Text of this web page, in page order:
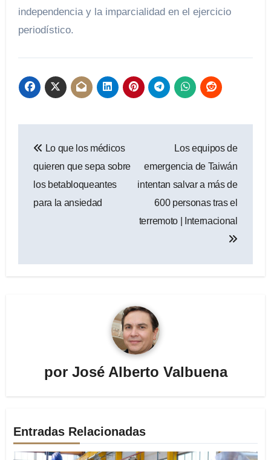
independencia y la imparcialidad en el ejercicio
periodístico.
de
entradas
Lo que los médicos
quieren que sepa sobre
los betabloqueantes
para la ansiedad
Los equipos de
emergencia de Taiwán
intentan salvar a más de
600 personas tras el
terremoto | Internacional
por José Alberto Valbuena
Entradas Relacionadas